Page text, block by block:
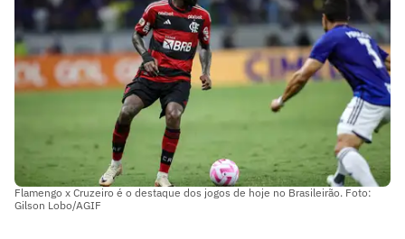
Flamengo x Cruzeiro é o destaque dos jogos de hoje no Brasileirão. Foto:
Gilson Lobo/AGIF